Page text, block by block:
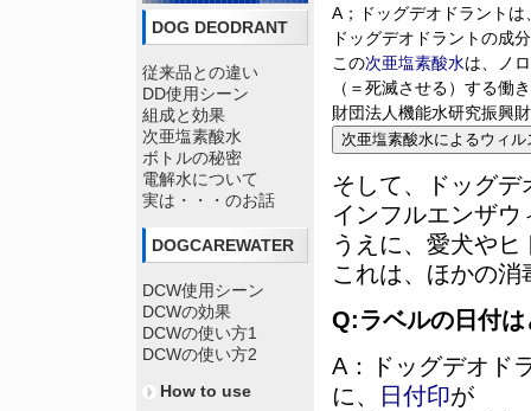
A；ドッグデオドラント
ドッグデオドラントの成
この次亜塩素酸水は、ノ
（＝死滅させる）する働
財団法人機能水研究振興
そして、ドッグ
インフルエンザ
うえに、愛犬や
これは、ほかの
Q:ラベルの日付
A：ドッグデオド
に、
日付印が
DOG DEODRANT
従来品との違い
DD使用シーン
組成と効果
次亜塩素酸水
ボトルの秘密
電解水について
実は・・・のお話
DOGCAREWATER
DCW使用シーン
DCWの効果
DCWの使い方1
DCWの使い方2
How to use